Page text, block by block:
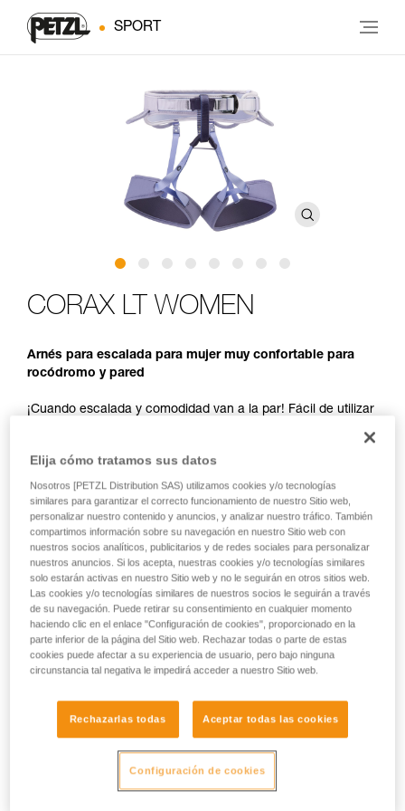
SPORT
CORAX LT WOMEN
Arnés para escalada para mujer muy confortable para
rocódromo y pared
¡Cuando escalada y comodidad van a la par! Fácil de utilizar
para mujer adecuado tanto para la escalada en rocódromo
como en pared. Sus cuatro anillos portamaterial ofrecen el
espacio suficiente para llevar el equipo necesario en
escalada deportiva. Destinado a la gran mayoría, está
disponible en cinco tallas para adaptarse a todas las
morfologías.
¿Necesitas ayuda para encontrar arnés?
ENCUENTRA TU ARNÉS
CORAX LT
Elija cómo tratamos sus datos
Nosotros [PETZL Distribution SAS) utilizamos cookies y/o tecnologías
similares para garantizar el correcto funcionamiento de nuestro Sitio web,
personalizar nuestro contenido y anuncios, y analizar nuestro tráfico. También
compartimos información sobre su navegación en nuestro Sitio web con
nuestros socios analíticos, publicitarios y de redes sociales para personalizar
nuestros anuncios. Si los acepta, nuestras cookies y/o tecnologías similares
solo estarán activas en nuestro Sitio web y no le seguirán en otros sitios web.
Las cookies y/o tecnologías similares de nuestros socios le seguirán a través
de su navegación. Puede retirar su consentimiento en cualquier momento
haciendo clic en el enlace "Configuración de cookies", proporcionado en la
parte inferior de la página del Sitio web. Rechazar todas o parte de estas
cookies puede afectar a su experiencia de usuario, pero bajo ninguna
circunstancia tal negativa le impedirá acceder a nuestro Sitio web.
Rechazarlas todas Aceptar todas las cookies
Configuración de cookies